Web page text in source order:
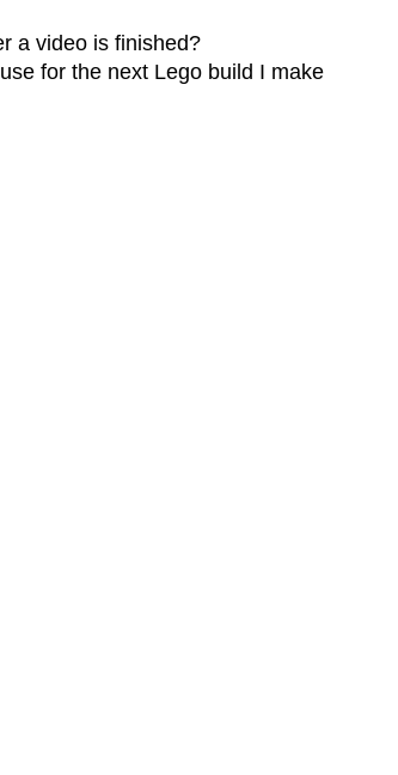
a video is finished?
for the next Lego build I make